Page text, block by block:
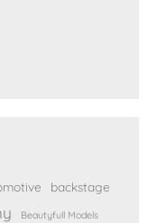
backstage
Beautyfull Models